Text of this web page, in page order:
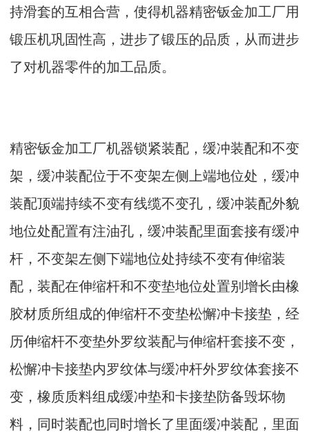
持滑套的互相合营，使得机器精密钣金加工厂用
锻压机巩固性高，进步了锻压的品质，从而进步
了对机器零件的加工品质。
精密钣金加工厂机器锁紧装配，缓冲装配和不变
架，缓冲装配位于不变架左侧上端地位处，缓冲
装配顶端持续不变有线缆不变孔，缓冲装配外貌
地位处配置有注油孔，缓冲装配里面套接有缓冲
杆，不变架左侧下端地位处持续不变有伸缩装
配，装配在伸缩杆和不变垫地位处置别增长由橡
胶材质所组成的伸缩杆不变垫松懈冲卡接垫，经
历伸缩杆不变垫外罗纹装配与伸缩杆套接不变，
松懈冲卡接垫内罗纹体与缓冲杆外罗纹体套接不
变，橡质质料组成缓冲垫和卡接垫防备毁坏物
料，同时装配也同时增长了里面缓冲装配，里面